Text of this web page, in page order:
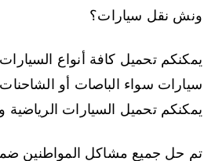
ونش نقل سيارات؟
يمكنكم تحميل كافة أنواع
سيارات سواء الباصات أو
يمكنكم تحميل السيارات الرياضية
تم حل جميع مشاكل المواطنين ضمن